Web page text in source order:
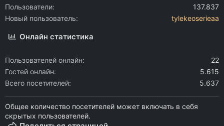
Пользователи
137.837
Новый пользователь
tylekeoserieaa
Онлайн статистика
Пользователей онлайн
22
Гостей онлайн
5.615
Всего посетителей
5.637
Общее количество посетителей может включать в себя
скрытых пользователей.